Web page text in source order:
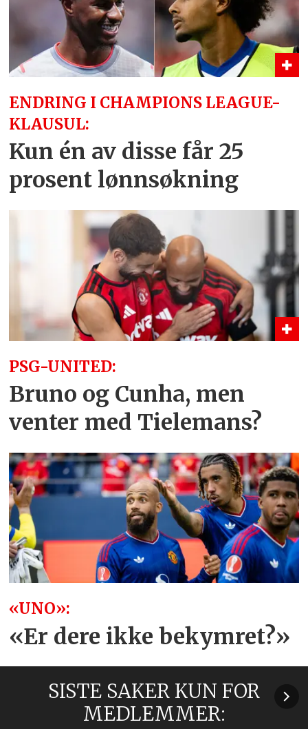
ENDRING I CHAMPIONS LEAGUE-
KLAUSUL:
Kun én av disse får 25
prosent lønnsøkning
PSG-UNITED:
Bruno og Cunha, men
venter med Tielemans?
«UNO»:
«Er dere ikke bekymret?»
SISTE SAKER KUN FOR
MEDLEMMER: